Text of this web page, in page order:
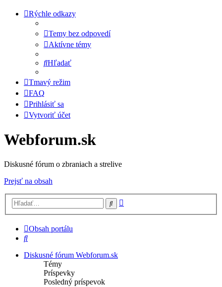
Rýchle odkazy
Temy bez odpovedí
Aktívne témy
Hľadať
Tmavý režim
FAQ
Prihlásiť sa
Vytvoriť účet
Webforum.sk
Diskusné fórum o zbraniach a strelive
Prejsť na obsah
Hľadať
Obsah portálu
Hľadať
Diskusné fórum Webforum.sk
Témy
Príspevky
Posledný príspevok